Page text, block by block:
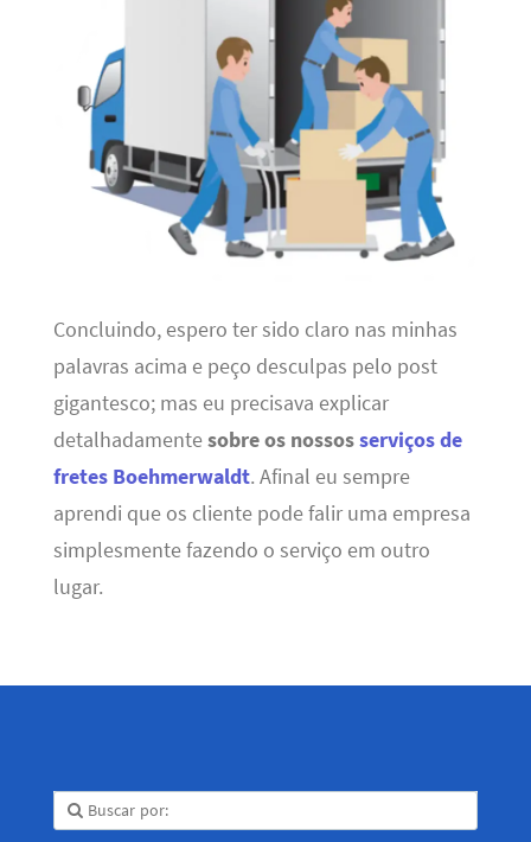
Concluindo, espero ter sido claro nas minhas
palavras acima e peço desculpas pelo post
gigantesco; mas eu precisava explicar
detalhadamentesobre os nossosserviços de
fretes Boehmerwaldt. Afinal eu sempre
aprendi que os cliente pode falir uma empresa
simplesmente fazendo o serviço em outro
lugar.